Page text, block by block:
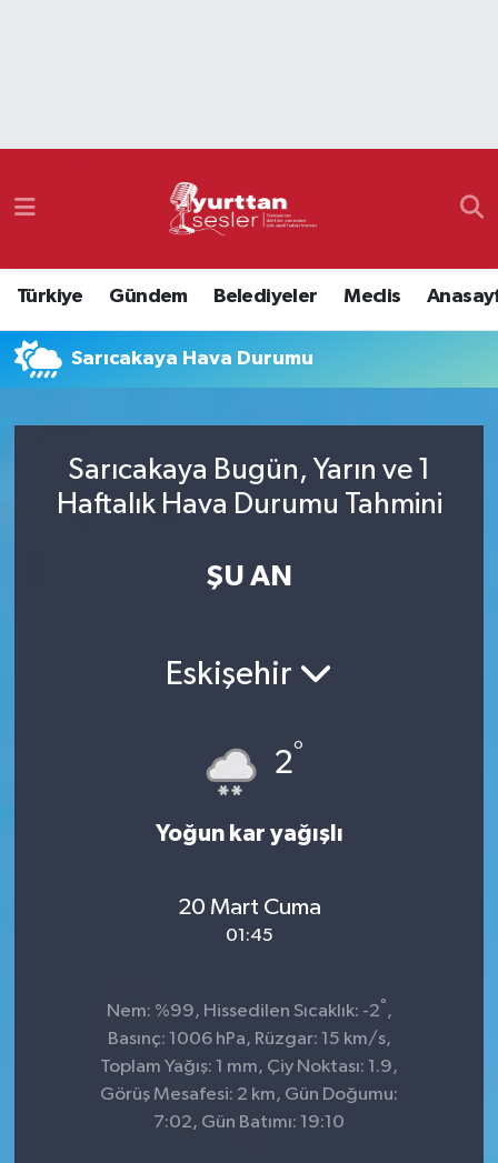
Türkiye Gündem Belediyeler Meclis
Sarıcakaya Hava Durumu
Sarıcakaya Bugün, Yarın ve 1
Haftalık Hava Durumu Tahmini
ŞU AN
Eskişehir
2°
Yoğun kar yağışlı
20 Mart Cuma
01:45
Nem: %99, Hissedilen Sıcaklık: -2° ,
Basınç: 1006 hPa, Rüzgar: 15 km/s,
Toplam Yağış: 1 mm, Çiy Noktası: 1.9,
Görüş Mesafesi: 2 km, Gün Doğumu:
7:02, Gün Batımı: 19:10
Namaz Vakitleri
Süper Lig Puan Durumu ve Fikstür
Tüm Manşetler
Son Dakika Haberleri
Haber Arşivi